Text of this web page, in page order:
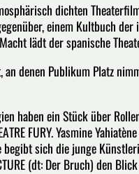
dichten
einem Kultbuch
lädt der spanische
an denen Publikum Platz
haben ein Stück über
FURY. Yasmine
sich die junge
(dt: Der Bruch) den